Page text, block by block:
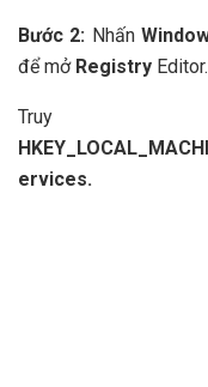
Bước 2: Nhấn
để mởRegistry Editor.
Truy
ervices.